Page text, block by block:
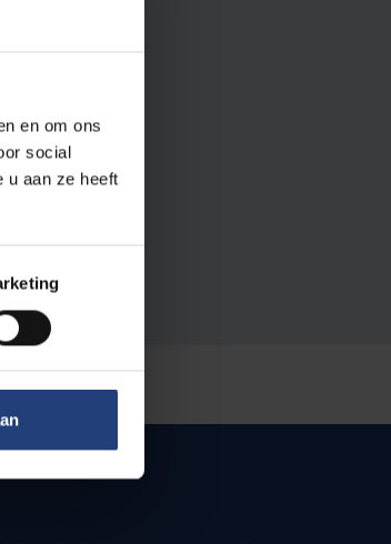
en om ons
social
u aan ze heeft